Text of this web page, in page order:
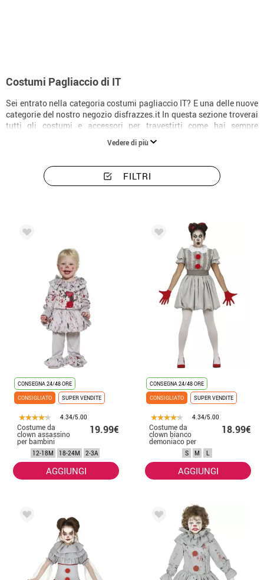
Costumi Pagliaccio di IT
Sei entrato nella categoria costumi pagliaccio IT? E una delle nuove
categorie del nostro negozio disfrazzes.it In questa sezione troverai
tutti gli costumi e accessori per travestirti come hai sempre
desiderato. Divertiti alla tua festa e divertiti il piu possibile, e
spaventa tutti gli ospiti della festa o dell'evento. Abbiamo tutti i tipi
Halloween, carnevale, feste in costume, feste a tema e forse altre
occasioni. Questi costumi da clown IT di Pennywise si ottengono
potranno essere travestiti da diverse versioni di clown assassini,
tutta la famiglia compresi tutti gli ospiti, dagli ospiti. Li abbiamo in
tutte le taglie e in tutte le versioni. E possibile combinare tutti i
costumi con gli accessori che abbiamo disponibili nel nostro
catalogo virtuale e mettere insieme il costume del clown IT perfetto.
Abbiamo accessori come finte ferite, cappelli, parrucche, capelli,
maschere in lattice, kit di trucco e molto altro ancora.
Vedere di più
FILTRI
CONSEGNA 24/48 ORE
CONSIGLIATO
SUPER VENDITE
4.34/5.00
Costume da
clown assassino
per bambini
19.99€
12-18M 18-24M 2-3A
AGGIUNGI
CONSEGNA 24/48 ORE
CONSIGLIATO
SUPER VENDITE
4.34/5.00
Costume da
clown bianco
demoniaco per
18.99€
S M L
AGGIUNGI